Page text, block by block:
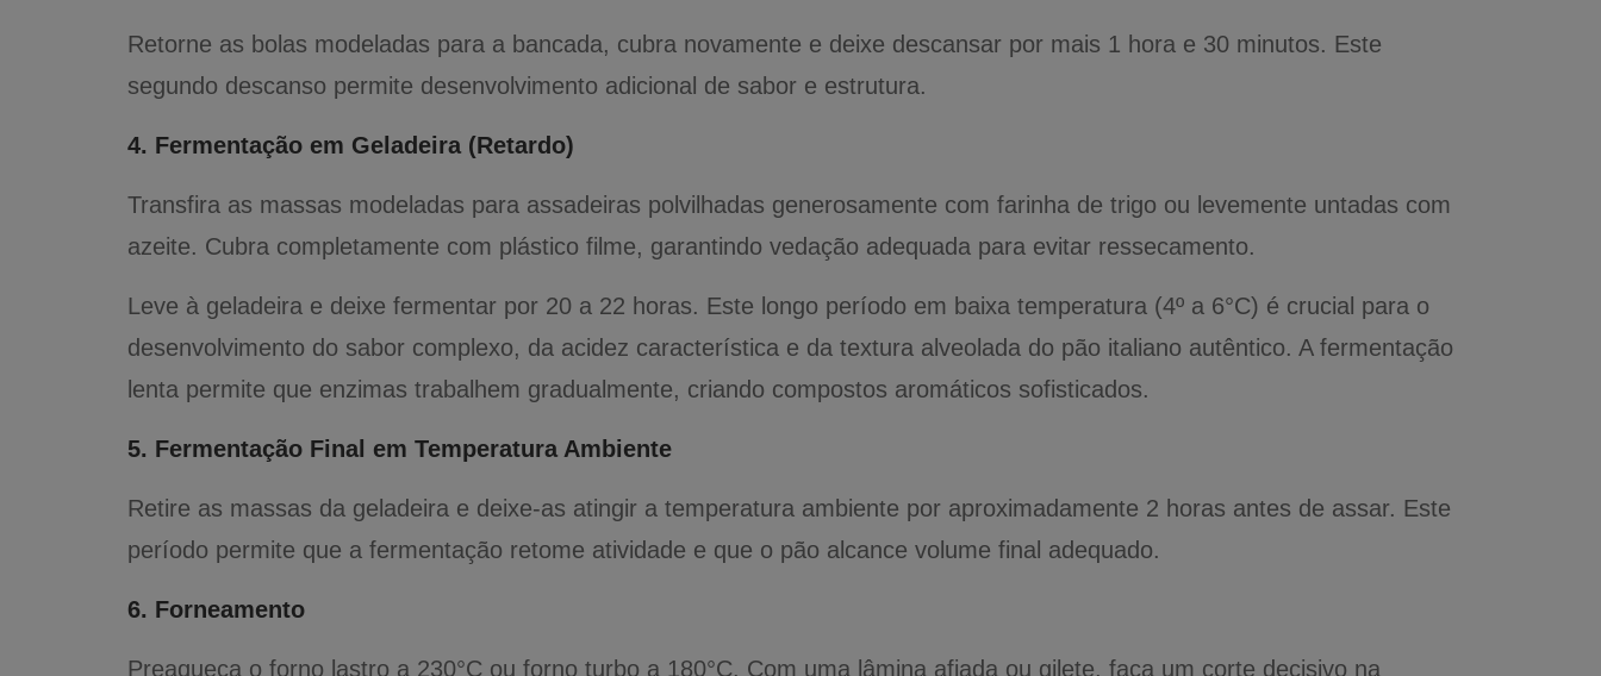
Retorne as bolas modeladas para a bancada, cubra novamente e deixe descansar por mais 1 hora e 30 minutos. Este
segundo descanso permite desenvolvimento adicional de sabor e estrutura.
4. Fermentação em Geladeira (Retardo)
Transfira as massas modeladas para assadeiras polvilhadas generosamente com farinha de trigo ou levemente untadas com
azeite. Cubra completamente com plástico filme, garantindo vedação adequada para evitar ressecamento.
Leve à geladeira e deixe fermentar por 20 a 22 horas. Este longo período em baixa temperatura (4º a 6°C) é crucial para o
desenvolvimento do sabor complexo, da acidez característica e da textura alveolada do pão italiano autêntico. A fermentação
lenta permite que enzimas trabalhem gradualmente, criando compostos aromáticos sofisticados.
5. Fermentação Final em Temperatura Ambiente
Retire as massas da geladeira e deixe-as atingir a temperatura ambiente por aproximadamente 2 horas antes de assar. Este
período permite que a fermentação retome atividade e que o pão alcance volume final adequado.
6. Forneamento
Preaqueça o forno lastro a 230°C ou forno turbo a 180°C. Com uma lâmina afiada ou gilete, faça um corte decisivo na